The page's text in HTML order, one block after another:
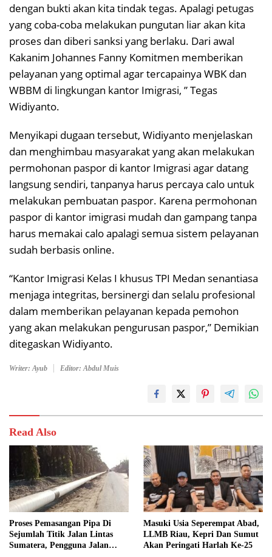
dengan bukti akan kita tindak tegas. Apalagi petugas
yang coba-coba melakukan pungutan liar akan kita
proses dan diberi sanksi yang berlaku. Dari awal
Kakanim Johannes Fanny Komitmen memberikan
pelayanan yang optimal agar tercapainya WBK dan
WBBM di lingkungan kantor Imigrasi, ” Tegas
Widiyanto.
Menyikapi dugaan tersebut, Widiyanto menjelaskan
dan menghimbau masyarakat yang akan melakukan
permohonan paspor di kantor Imigrasi agar datang
langsung sendiri, tanpanya harus percaya calo untuk
melakukan pembuatan paspor. Karena permohonan
paspor di kantor imigrasi mudah dan gampang tanpa
harus memakai calo apalagi semua sistem pelayanan
sudah berbasis online.
“Kantor Imigrasi Kelas I khusus TPI Medan senantiasa
menjaga integritas, bersinergi dan selalu profesional
dalam memberikan pelayanan kepada pemohon
yang akan melakukan pengurusan paspor,” Demikian
ditegaskan Widiyanto.
Writer: Ayub Editor: Abdul Muis
Read Also
Proses Pemasangan Pipa Di
Sejumlah Titik Jalan Lintas
Sumatera, Pengguna Jalan
Masuki Usia Seperempat Abad,
LLMB Riau, Kepri Dan Sumut
Akan Peringati Harlah Ke-25